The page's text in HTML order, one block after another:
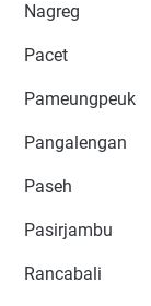
Nagreg
Pacet
Pameungpeuk
Pangalengan
Paseh
Pasirjambu
Rancabali